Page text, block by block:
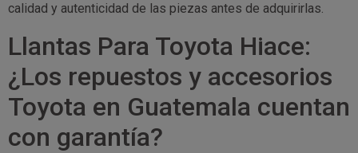
calidad y autenticidad de las piezas antes de adquirirlas.
Llantas Para Toyota Hiace:
¿Los repuestos y accesorios
Toyota en Guatemala cuentan
con garantía?